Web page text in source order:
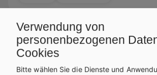
Verwendung von
personenbezogenen
Cookies
Bitte wählen Sie die Dienste und